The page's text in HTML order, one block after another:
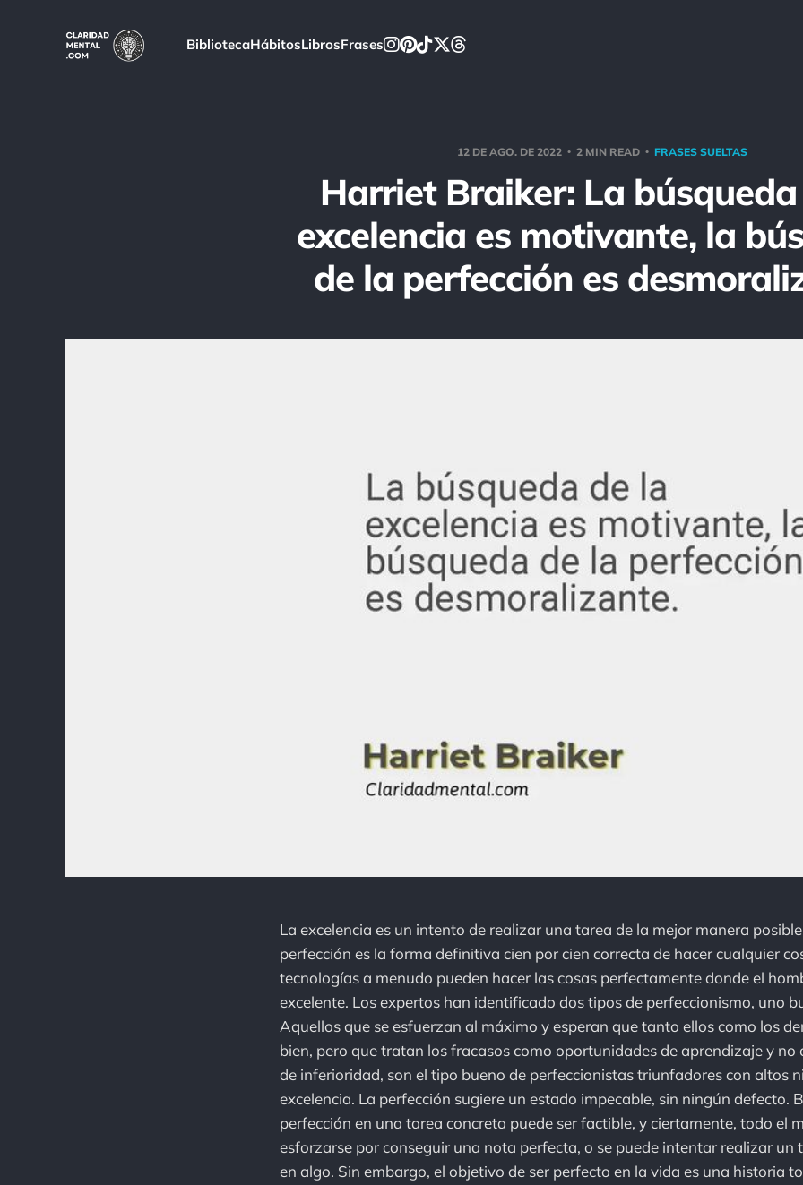
BibliotecaHábitosLibrosFrases
12 DE AGO. DE 2022 2 MIN READ FRASES SUELTAS
Harriet Braiker: La
excelencia es motivante, la
de la perfección es
La excelencia es un intento de realizar una tarea de la mejor manera
perfección es la forma definitiva cien por cien correcta de hacer cualquier
tecnologías a menudo pueden hacer las cosas perfectamente donde el
excelente. Los expertos han identificado dos tipos de perfeccionismo, uno
Aquellos que se esfuerzan al máximo y esperan que tanto ellos como los
bien, pero que tratan los fracasos como oportunidades de aprendizaje y no
de inferioridad, son el tipo bueno de perfeccionistas triunfadores con altos
excelencia. La perfección sugiere un estado impecable, sin ningún defecto.
perfección en una tarea concreta puede ser factible, y ciertamente, todo el
esforzarse por conseguir una nota perfecta, o se puede intentar realizar un
en algo. Sin embargo, el objetivo de ser perfecto en la vida es una historia